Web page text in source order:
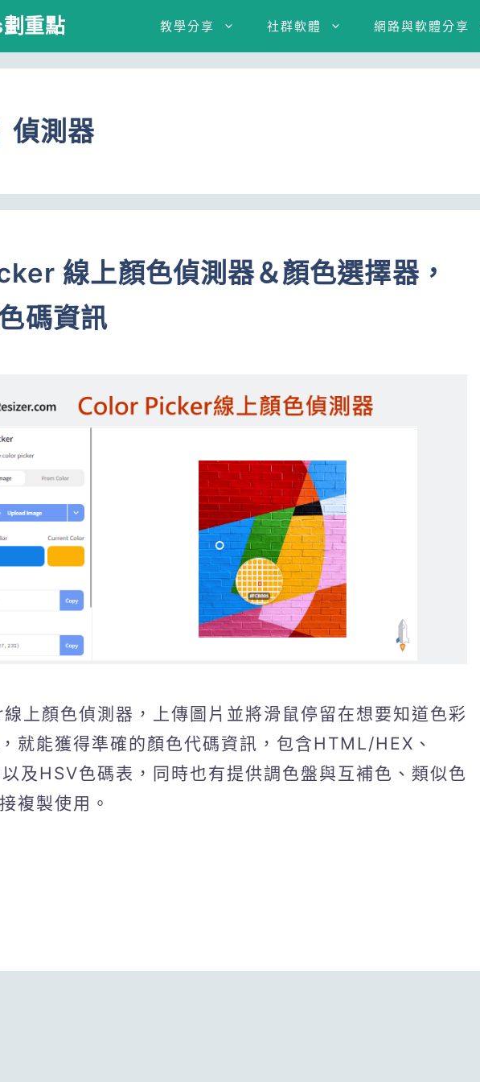
重點 教學分享 社群軟體 網路與軟體分享
偵測器
線上顏色偵測器＆顏色選擇器，
碼資訊
上顏色偵測器，上傳圖片並將滑鼠停留在想要知道色彩
就能獲得準確的顏色代碼資訊，包含HTML/HEX、
及HSV色碼表，同時也有提供調色盤與互補色、類似色
複製使用。